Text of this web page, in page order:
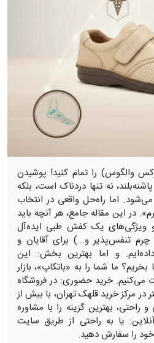
والگوس) را تمام کنید! پوشیدن
نه تنها دردناک است، بلکه
اما راه‌حل واقعی در انتخاب
این مقاله جامع، هر آنچه باید
ویژگی‌های یک کفش طبی ایده‌آل
چرم تنفس‌پذیر و...) برای آقایان و
و اما بهترین بخش: این
ما شما را به «باتکاپ»، بازار
می‌کنیم. خرید حضوری: در فروشگاه
ما به مساحت ۲۰۰۰ متر در مرکز خرید قلهک تهران، با بیش از
راحتی، بهترین گزینه را با مشاوره
یا به راحتی از طریق سایت
را سفارش دهید.